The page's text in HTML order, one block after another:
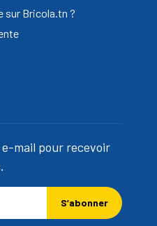
sur Bricola.tn ?
mail pour recevoir
S’abonner